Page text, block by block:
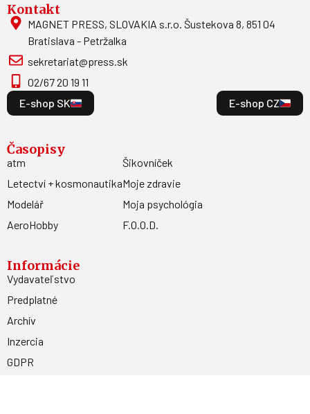
Kontakt
MAGNET PRESS, SLOVAKIA s.r.o. Šustekova 8, 851 04
Bratislava - Petržalka
sekretariat@press.sk
02/67 20 19 11
E-shop SK
E-shop CZ
Časopisy
atm
Letectví + kosmonautika
Modelář
AeroHobby
Šikovníček
Moje zdravie
Moja psychológia
F.O.O.D.
Informácie
Vydavateľstvo
Predplatné
Archív
Inzercia
GDPR